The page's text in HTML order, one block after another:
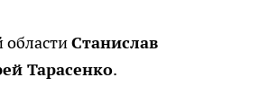
областиСтанислав
Тарасенко.